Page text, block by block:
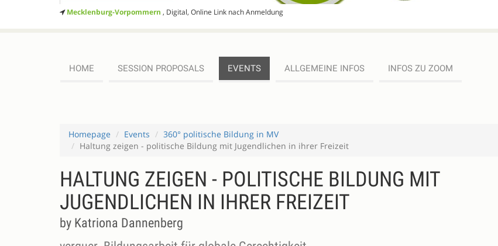
Mecklenburg-Vorpommern , Digital, Online Link nach Anmeldung
HOME SESSION PROPOSALS EVENTS ALLGEMEINE INFOS INFOS ZU ZOOM
Homepage Events
360° politische Bildung in MV
Haltung zeigen - politische Bildung mit Jugendlichen in ihrer Freizeit
HALTUNG ZEIGEN - POLITISCHE BILDUNG MIT
JUGENDLICHEN IN IHRER FREIZEIT
by Katriona Dannenberg